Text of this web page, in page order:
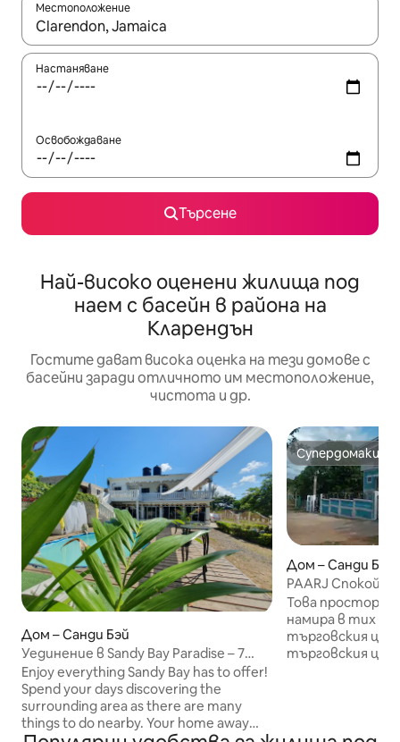
Местоположение
Когато резултатите се покажат, използвайте
Настаняване
Освобождаване
Търсене
Най-високо оценени жилища под
наем с басейн в района на
Кларендън
Гостите дават висока оценка на тези домове с
басейни заради отличното им местоположение,
чистота и др.
Дом – Санди Бэй
Уединение в Sandy Bay Paradise – 7
спални
Enjoy everything Sandy Bay has to offer!
Spend your days discovering the
surrounding area as there are many
things to do nearby. Your home away
Супердомакин
Супердомакин
Дом – Санди Бэй
PAARJ
басейн, градина
Това
намира в тих
търговския
търговския
достъп